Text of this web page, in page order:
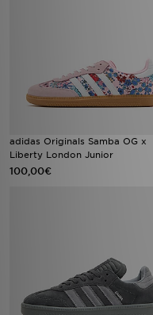
adidas Originals Samba OG x
Liberty London Junior
100,00€